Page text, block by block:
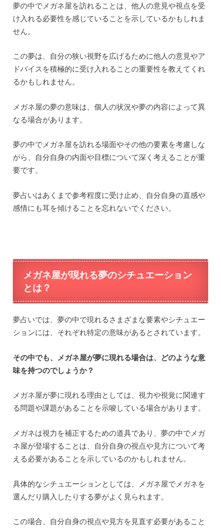
夢の中でメガネ屋を訪れることは、他人の意見や視点を受
け入れる必要性を感じていることを示しているかもしれま
せん。
この夢は、自分の狭い視野を広げるために他人の意見やア
ドバイスを積極的に受け入れることの重要性を教えてくれ
るかもしれません。
メガネ屋の夢の意味は、個人の状況や夢の内容によって異
なる場合があります。
夢の中でメガネ屋を訪れる場面やその他の要素を考慮しな
がら、自分自身の内面や目標について深く考えることが重
要です。
夢占いはあくまで参考程度に受け止め、自分自身の直感や
感情にも耳を傾けることを忘れないでください。
メガネ屋が現れる夢のシチュエーション
とは？
夢占いでは、夢の中で現れるさまざまな要素やシチュエー
ションには、それぞれ特定の意味があるとされています。
その中でも、メガネ屋が夢に現れる場合は、どのような意
味を持つのでしょうか？
メガネ屋が夢に現れる理由としては、視力や視覚に関連す
る問題や課題があることを示唆している場合があります。
メガネは視力を補正するための道具であり、夢の中でメガ
ネ屋が登場することは、自分自身の視点や見方について考
える必要があることを示しているのかもしれません。
具体的なシチュエーションとしては、メガネ屋でメガネを
選んだり購入したりする夢がよく見られます。
この場合、自分自身の視点や見方を見直す必要があること